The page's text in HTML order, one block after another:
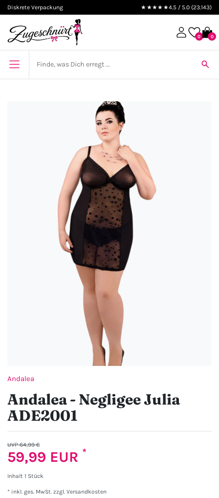
Diskrete Verpackung ★★★★★4.5 / 5.0 (23.143)
0 0
Andalea
Andalea - Negligee Julia
ADE2001
UVP 64,99 €
59,99 EUR *
Inhalt 1 Stück
* inkl. ges. MwSt. zzgl. Versandkosten